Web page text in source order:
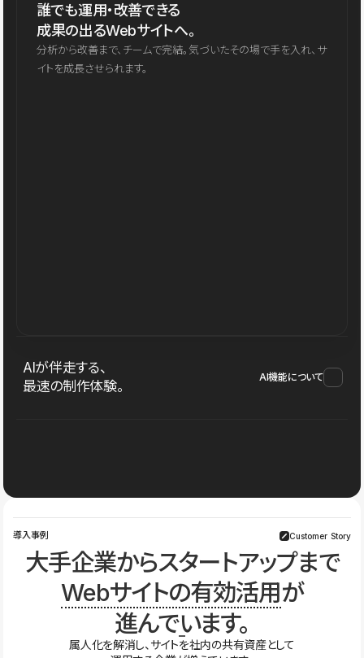
誰でも運用・改善できる
成果の出るWebサイトへ。
分析から改善まで、チームで完結。気づいたその場で手を入れ、サ
イトを成長させられます。
AIが伴走する、
最速の制作体験。
AI機能について
導入事例 Customer Story
大手企業からスタートアップまで
Webサイトの有効活用が
進んでいます。
属人化を解消し、サイトを社内の共有資産として